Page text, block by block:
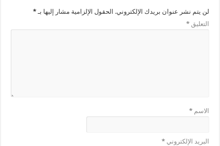
لن يتم نشر عنوان بريدك الإلكتروني. الحقول الإلزامية مشار إليها بـ*
التعليق*
الاسم*
البريد الإلكتروني*